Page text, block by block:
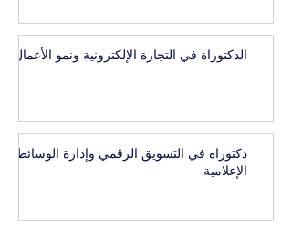
الدكتوراة في التجارة الإلكترونية ونمو الأعمال
دكتوراه في التسويق الرقمي وإدارة الوسائط
الإعلامية